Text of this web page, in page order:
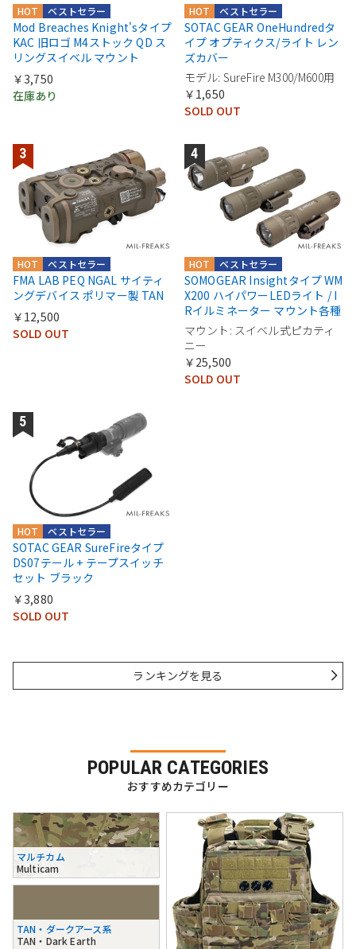
ベストセラー
HOT
Mod Breaches Knight'sタイプ
KAC 旧ロゴ M4ストック QD ス
リングスイベル マウント
￥3,750
在庫あり
ベストセラー
HOT
SOTAC GEAR OneHundredタ
イプ オプティクス/ライト レン
ズカバー
モデル: SureFire M300/M600用
￥1,650
SOLD OUT
ベストセラー
HOT
FMA LAB PEQ NGAL サイティ
ングデバイス ポリマー製 TAN
￥12,500
SOLD OUT
ベストセラー
HOT
SOMOGEAR Insightタイプ WM
X200 ハイパワーLEDライト / I
Rイルミネーター マウント各種
マウント: スイベル式ピカティ
ニー
￥25,500
SOLD OUT
ベストセラー
HOT
SOTAC GEAR SureFireタイプ
DS07テール + テープスイッチ
セット ブラック
￥3,880
SOLD OUT
ランキングを見る
POPULAR CATEGORIES
おすすめカテゴリー
マルチカム
Multicam
TAN・ダークアース系
TAN・Dark Earth